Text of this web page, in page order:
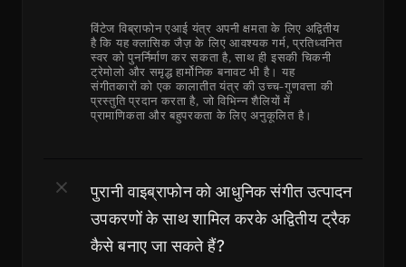
विंटेज विब्राफोन एआई यंत्र अपनी क्षमता के लिए अद्वितीय
है कि यह क्लासिक जैज़ के लिए आवश्यक गर्म, प्रतिध्वनित
स्वर को पुनर्निर्माण कर सकता है, साथ ही इसकी चिकनी
ट्रेमोलो और समृद्ध हार्मोनिक बनावट भी है। यह
संगीतकारों को एक कालातीत यंत्र की उच्च-गुणवत्ता की
प्रस्तुति प्रदान करता है, जो विभिन्न शैलियों में
प्रामाणिकता और बहुपरकता के लिए अनुकूलित है।
पुरानी वाइब्राफोन को आधुनिक संगीत उत्पादन
उपकरणों के साथ शामिल करके अद्वितीय ट्रैक
कैसे बनाए जा सकते हैं?